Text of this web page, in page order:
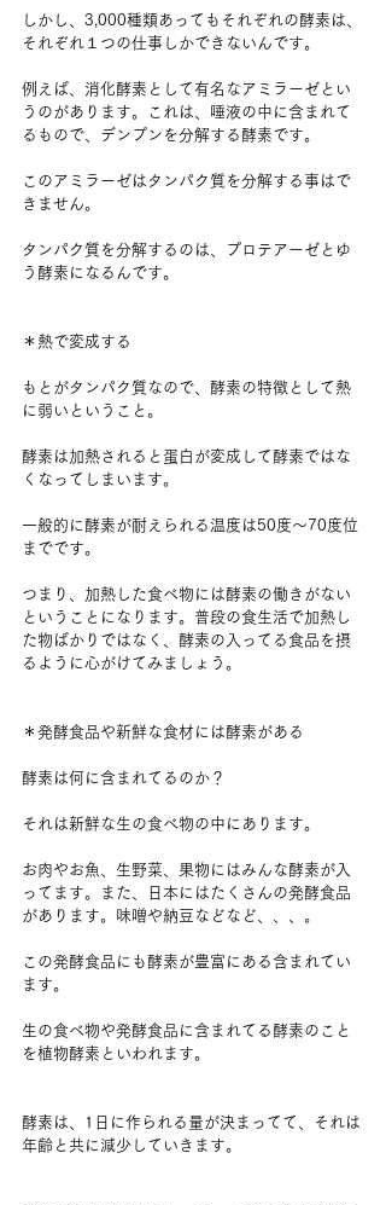
しかし、3,000種類あってもそれぞれの酵素は、
それぞれ１つの仕事しかできないんです。
例えば、消化酵素として有名なアミラーゼとい
うのがあります。これは、唾液の中に含まれて
るもので、デンプンを分解する酵素です。
このアミラーゼはタンパク質を分解する事はで
きません。
タンパク質を分解するのは、プロテアーゼとゆ
う酵素になるんです。
＊熱で変成する
もとがタンパク質なので、酵素の特徴として熱
に弱いということ。
酵素は加熱されると蛋白が変成して酵素ではな
くなってしまいます。
一般的に酵素が耐えられる温度は50度〜70度位
までです。
つまり、加熱した食べ物には酵素の働きがない
ということになります。普段の食生活で加熱し
た物ばかりではなく、酵素の入ってる食品を摂
るように心がけてみましょう。
＊発酵食品や新鮮な食材には酵素がある
酵素は何に含まれてるのか？
それは新鮮な生の食べ物の中にあります。
お肉やお魚、生野菜、果物にはみんな酵素が入
ってます。また、日本にはたくさんの発酵食品
があります。味噌や納豆などなど、、、。
この発酵食品にも酵素が豊富にある含まれてい
ます。
生の食べ物や発酵食品に含まれてる酵素のこと
を植物酵素といわれます。
酵素は、1日に作られる量が決まってて、それは
年齢と共に減少していきます。